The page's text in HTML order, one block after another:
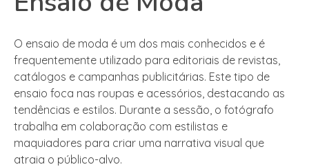
O ensaio de moda é um dos mais conhecidos e é
frequentemente utilizado para editoriais de revistas,
catálogos e campanhas publicitárias. Este tipo de
ensaio foca nas roupas e acessórios, destacando as
tendências e estilos. Durante a sessão, o fotógrafo
trabalha em colaboração com estilistas e
maquiadores para criar uma narrativa visual que
atraia o público-alvo.